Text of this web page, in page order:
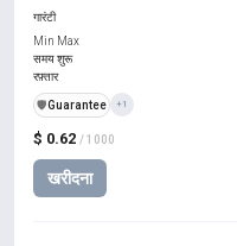
$ 0.62 / 1000
खरीदना
गारंटी
Min Max
समय शुरू
रफ़्तार
️🛡️Guarantee +1